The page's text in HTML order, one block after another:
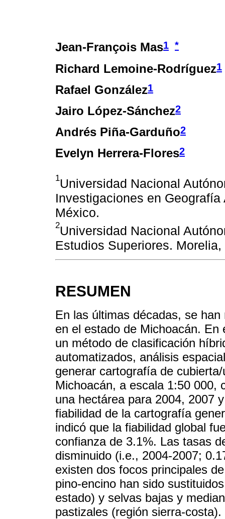
Jean-François Mas1 *
Richard Lemoine-Rodríguez1
Rafael González1
Jairo López-Sánchez2
Andrés Piña-Garduño2
Evelyn Herrera-Flores2
1Universidad Nacional
Investigaciones en
México.
2Universidad Nacional
Estudios Superiores.
RESUMEN
En las últimas décadas, se
en el estado de Michoacán.
un método de clasificación
automatizados, análisis
generar cartografía de
Michoacán, a escala 1:50 000,
una hectárea para 2004, 2007
fiabilidad de la cartografía
indicó que la fiabilidad global
confianza de 3.1%. Las tasas
disminuido (i.e., 2004-2007;
existen dos focos principales
pino-encino han sido
estado) y selvas bajas y
pastizales (región sierra-costa).